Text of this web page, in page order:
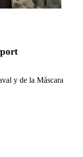
y de la Máscara